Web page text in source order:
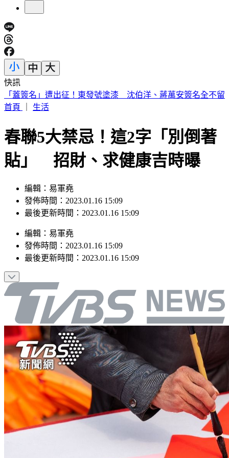
快訊
醫師示警吃蔬果前「忘記1步驟」 恐增感染風險
首頁
生活
春聯5大禁忌！這2字「別倒著
貼」 招財、求健康吉時曝
編輯：易軍堯
發佈時間：2023.01.16 15:09
最後更新時間：2023.01.16 15:09
編輯 ： 易軍堯
發佈時間： 2023.01.16 15:09
最後更新時間： 2023.01.16 15:09